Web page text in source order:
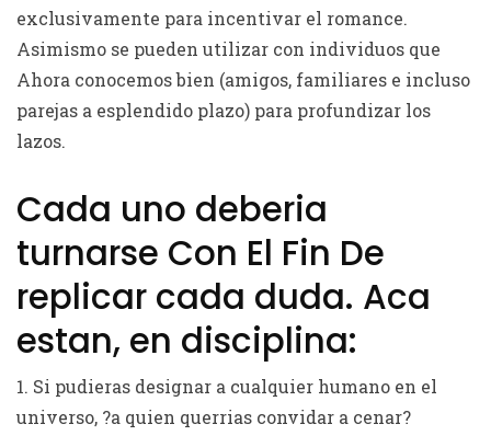
exclusivamente para incentivar el romance.
Asimismo se pueden utilizar con individuos que
Ahora conocemos bien (amigos, familiares e incluso
parejas a esplendido plazo) para profundizar los
lazos.
Cada uno deberia
turnarse Con El Fin De
replicar cada duda. Aca
estan, en disciplina:
1. Si pudieras designar a cualquier humano en el
universo, ?a quien querrias convidar a cenar?